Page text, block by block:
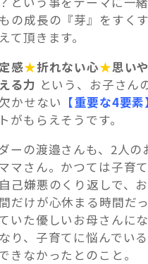
の成長の『芽』をすく
て頂きます。
感★折れない心★思い
る力 という、お子さん
かせない 【重要な4要素
がもらえそうです。
ーの渡邉さんも、2人の
マさん。かつては子育
己嫌悪のくり返しで、
だけが心休まる時間だっ
いた優しいお母さんに
り、子育てに悩んでい
きなかったとのこと。